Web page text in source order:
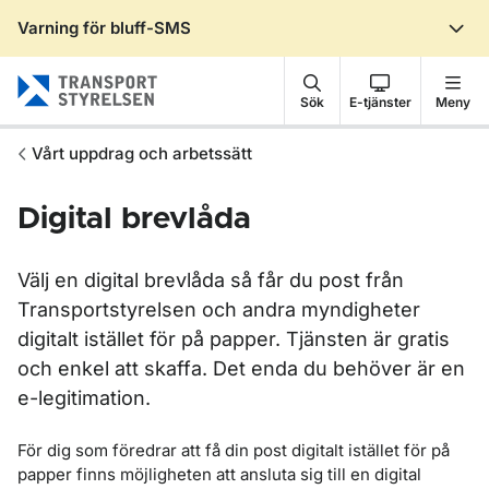
Varning för bluff-SMS
Sök E-tjänster Meny
Vårt uppdrag och arbetssätt
Digital brevlåda
Välj en digital brevlåda så får du post från
Transportstyrelsen och andra myndigheter
digitalt istället för på papper. Tjänsten är gratis
och enkel att skaffa. Det enda du behöver är en
e-legitimation.
För dig som föredrar att få din post digitalt istället för på
papper finns möjligheten att ansluta sig till en digital